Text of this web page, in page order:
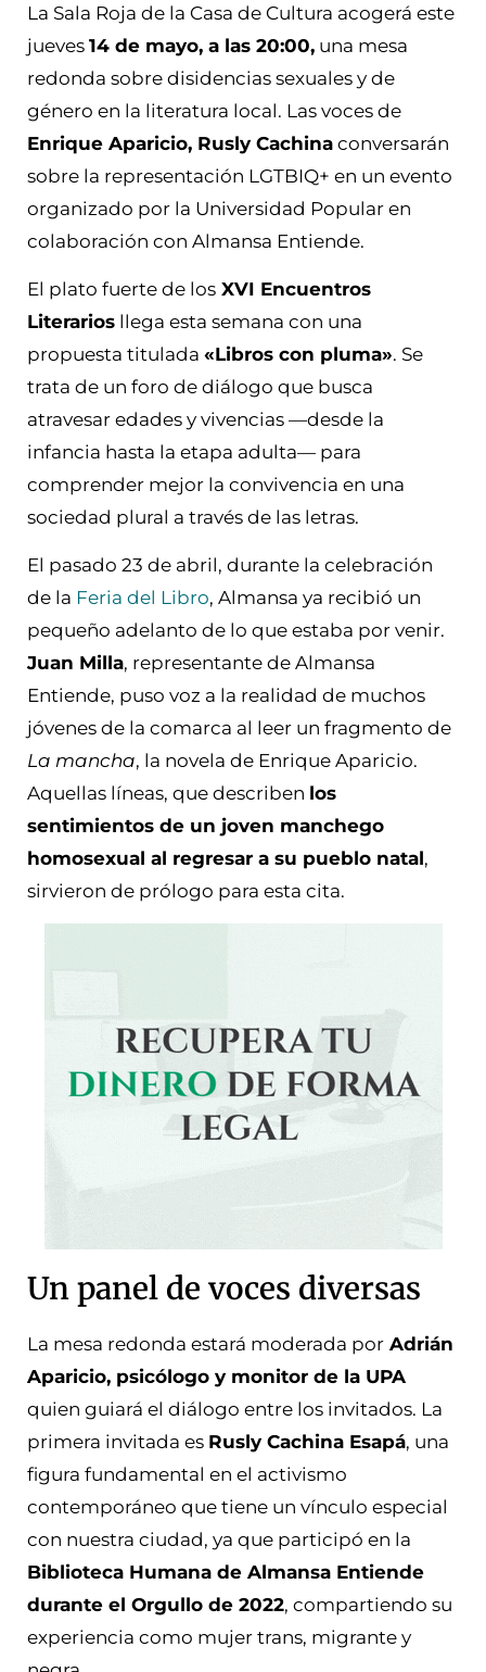
La Sala Roja de la Casa de Cultura acogerá este
jueves 14 de mayo, a las 20:00, una mesa
redonda sobre disidencias sexuales y de
género en la literatura local. Las voces de
Enrique Aparicio, Rusly Cachina conversarán
sobre la representación LGTBIQ+ en un evento
organizado por la Universidad Popular en
colaboración con Almansa Entiende.
El plato fuerte de los XVI Encuentros
Literarios llega esta semana con una
propuesta titulada «Libros con pluma». Se
trata de un foro de diálogo que busca
atravesar edades y vivencias —desde la
infancia hasta la etapa adulta— para
comprender mejor la convivencia en una
sociedad plural a través de las letras.
El pasado 23 de abril, durante la celebración
de la Feria del Libro, Almansa ya recibió un
pequeño adelanto de lo que estaba por venir.
Juan Milla, representante de Almansa
Entiende, puso voz a la realidad de muchos
jóvenes de la comarca al leer un fragmento de
La mancha, la novela de Enrique Aparicio.
Aquellas líneas, que describen los
sentimientos de un joven manchego
homosexual al regresar a su pueblo natal,
sirvieron de prólogo para esta cita.
Un panel de voces diversas
La mesa redonda estará moderada por Adrián
Aparicio, psicólogo y monitor de la UPA
quien guiará el diálogo entre los invitados. La
primera invitada es Rusly Cachina Esapá, una
figura fundamental en el activismo
contemporáneo que tiene un vínculo especial
con nuestra ciudad, ya que participó en la
Biblioteca Humana de Almansa Entiende
durante el Orgullo de 2022, compartiendo su
experiencia como mujer trans, migrante y